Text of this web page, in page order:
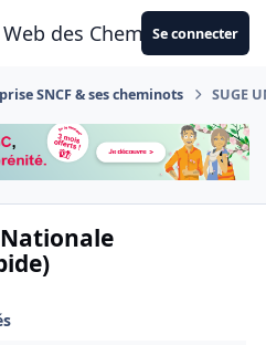
Web des CheminotsSe connecter
SNCF & ses cheminots SUGE
Nationale